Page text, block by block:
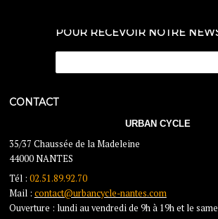
POUR RECEVOIR NOTRE
CONTACT
URBAN CYCLE
35/37 Chaussée de la Madeleine
44000 NANTES
Tél : 02.51.89.92.70
Mail : contact@urbancycle-nantes.com
Ouverture : lundi au vendredi de 9h à 19h et le